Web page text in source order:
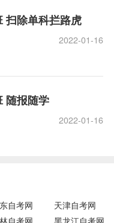
扫除单科拦路虎
2022-01-16
随报随学
2022-01-16
自考网
天津自考网